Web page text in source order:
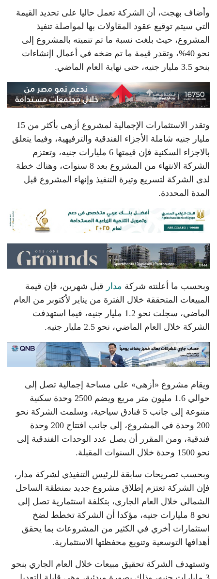
وأضاف بهجت، أن الشركة تعمل حاليا على تحديد القيمة
التي سيتم توقيع عقود المقاولات بها لمواصلة تنفيذ
المشروع، حيث بلغت نسبة ما تم تنميته بالمشروع إلى
نحو 40%، وتقدر قيمة ما تم ضخه في أعمال اإنشاءات
بنحو 3.5 مليار جنيه، حتى نهاية العام الماضي.
وتقدر الاستثمارات الإجمالية لمشروع أزهى بأكثر من 15
مليار جنيه شاملة الأجزاء الفندقية والترفيهية، وفيما يتعلق
بالاجزاء السكنية فإن قيمتها 6 مليارات جنيه، وتعتزم
الشركة الانتهاء من المشروع بعد 8 سنوات، وهناك خطة
لدى الشركة لتسريع وتيرة التنفيذ وإنهاء المشروع قبل
المدة المحددة.
وبحسب ما أعلنته شركة مدار قبل شهرين، فإن قيمة
المبيعات المتحققة خلال الفترة من يناير لأكتوبر من العام
الماضي، سجلت نحو 1.2 مليار جنيه، فيما استهدفت
الشركة خلال العام الماضي، نحو 2.5 مليار جنيه.
ويقام مشروع «أزهى» على مساحة إجمالية تصل إلى
حوالي 1.6 مليون متر مربع ويضم 2500 وحدة سكنية
متنوعة إلى جانب 5 فنادق سياحية، وسلمت الشركة نحو
200 وحدة في المشروع، إلى جانب افتتاح 200 وحدة
فندقية، ومن المقرر أن يصل عدد الوحدات الفندقية إلى
نحو 1500 وحدة خلال السنوات المقبلة.
وبحسب تصريحات سابقة للرئيس التنفيذي لشركة مدار،
فإن الشركة تعتزم إطلاق مشروع جديد بمنطقة الساحل
الشمالي خلال العام الجاري، بتكلفة استثمارية تصل إلى
نحو 8 مليارات جنيه، مؤكدا أن الشركة تخطط لضخ
استثمارات أخري في الكثير من المشروعات بما يحقق
أهدافها التوسعية وتنويع محفظتها الاستثمارية.
وتستهدف الشركة تحقيق مبيعات خلال العام الجاري بنحو